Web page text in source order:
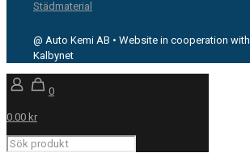
Städmaterial
@ Auto Kemi AB • Website in cooperation with
Kalbynet
0
0.00 kr